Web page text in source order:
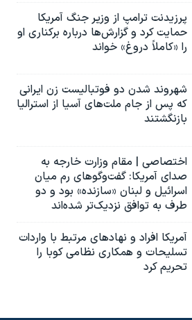
پرزیدنت ترامپ از وزیر جنگ آمریکا
حمایت کرد و گزارش‌ها درباره برکناری او
را «کاملاً دروغ» خواند
شهروند شدن دو فوتبالیست زن ایرانی
که پس از جام ملت‌های آسیا از استرالیا
بازنگشتند
اختصاصی | مقام وزارت خارجه به
صدای آمریکا: گفت‌وگوهای رم میان
اسرائیل و لبنان «سازنده» بود و دو
طرف به توافق نزدیک‌تر شده‌اند
آمریکا افراد و نهادهای مرتبط با واردات
تسلیحات و همکاری نظامی کوبا را
تحریم کرد